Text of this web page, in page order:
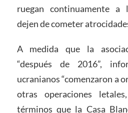
ruegan continuamente a
dejen de cometer
A medida que la
“después de 2016”,
ucranianos “comenzaron a
otras operaciones
términos que la Casa